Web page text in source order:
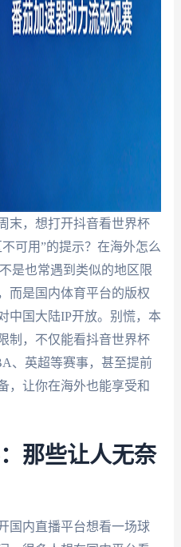
末，想打开抖音看世界杯
可用”的提示？在海外怎么
是也常遇到类似的地区限
而是国内体育平台的版权
国大陆IP开放。别慌，本
制，不仅能看抖音世界杯
、英超等赛事，甚至提前
，让你在海外也能享受和
那些让人无奈
国内直播平台想看一场球